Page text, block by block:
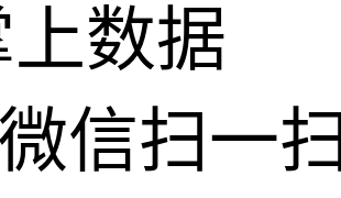
上数据
信扫一